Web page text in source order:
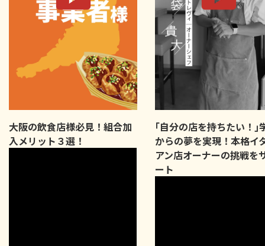
大阪の飲食店様必見！組合加
入メリット３選！
｢自分の店を持ちたい！｣
からの夢を実現！本格イ
アン店オーナーの挑戦を
ート